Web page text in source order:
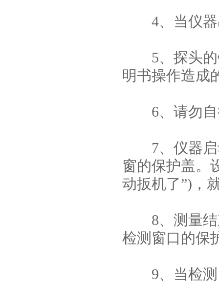
4、当仪器
5、探头的
明书操作造成
6、请勿自
7、仪器启
窗的保护盖。
动扳机了”)，
8、测量结
检测窗口的保
9、当检测